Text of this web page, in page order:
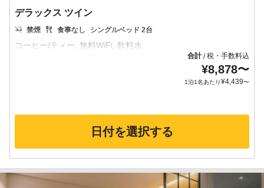
デラックス ツイン
禁煙 食事なし シングルベッド 2台
合計/税・手数料込
¥8,878〜
1泊1名あたり¥4,439〜
日付を選択する